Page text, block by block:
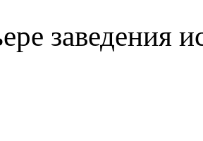
заведения